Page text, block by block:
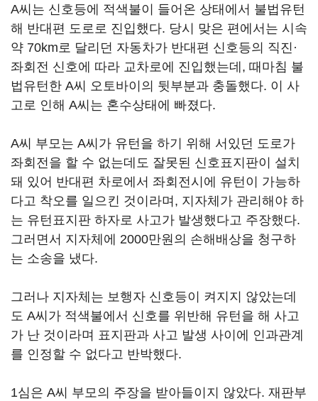
A씨는 신호등에 적색불이 들어온 상태에서 불법유턴
해 반대편 도로로 진입했다. 당시 맞은 편에서는 시속
약 70km로 달리던 자동차가 반대편 신호등의 직진·
좌회전 신호에 따라 교차로에 진입했는데, 때마침 불
법유턴한 A씨 오토바이의 뒷부분과 충돌했다. 이 사
고로 인해 A씨는 혼수상태에 빠졌다.
A씨 부모는 A씨가 유턴을 하기 위해 서있던 도로가
좌회전을 할 수 없는데도 잘못된 신호표지판이 설치
돼 있어 반대편 차로에서 좌회전시에 유턴이 가능하
다고 착오를 일으킨 것이라며, 지자체가 관리해야 하
는 유턴표지판 하자로 사고가 발생했다고 주장했다.
그러면서 지자체에 2000만원의 손해배상을 청구하
는 소송을 냈다.
그러나 지자체는 보행자 신호등이 켜지지 않았는데
도 A씨가 적색불에서 신호를 위반해 유턴을 해 사고
가 난 것이라며 표지판과 사고 발생 사이에 인과관계
를 인정할 수 없다고 반박했다.
1심은 A씨 부모의 주장을 받아들이지 않았다. 재판부